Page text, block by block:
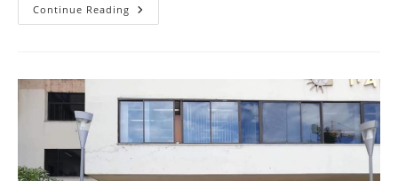
Continue Reading 1st
Balkan
The
UN
SGDs